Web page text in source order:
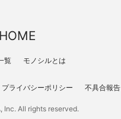
HOME
覧 モノシルとは
プライバシーポリシー 不具合報告
Inc. All rights reserved.